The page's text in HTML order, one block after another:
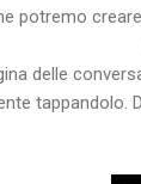
potremo
delle
tappandolo.